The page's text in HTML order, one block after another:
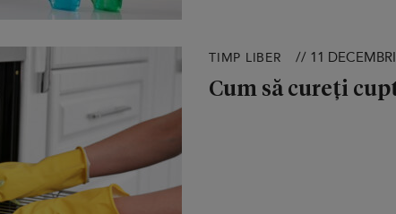
TIMP LIBER // 11
Cum să cureți